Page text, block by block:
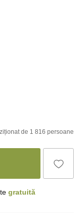
de 1 816 persoane
gratuită